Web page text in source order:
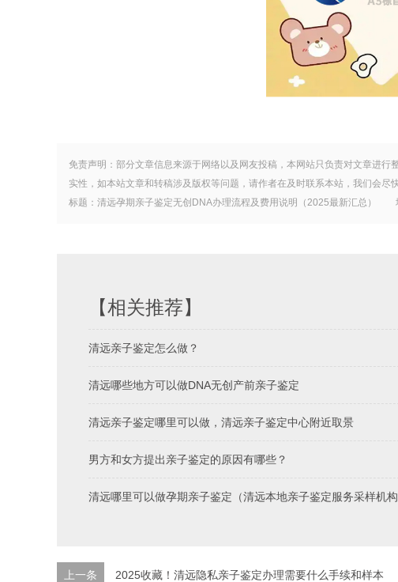
免责声明：部分文章信息来源于网络以及网友投稿，本网站只负责对文章进
实性，如本站文章和转稿涉及版权等问题，请作者在及时联系本站，我们会尽快
标题：清远孕期亲子鉴定无创DNA办理流程及费用说明（2025最新汇总）
【相关推荐】
清远亲子鉴定怎么做？
清远哪些地方可以做DNA无创产前亲子鉴定
清远亲子鉴定哪里可以做，清远亲子鉴定中心附近取景
男方和女方提出亲子鉴定的原因有哪些？
清远哪里可以做孕期亲子鉴定（清远本地亲子鉴定服务采样机构
上一条 2025收藏！清远隐私亲子鉴定办理需要什么手续和样本